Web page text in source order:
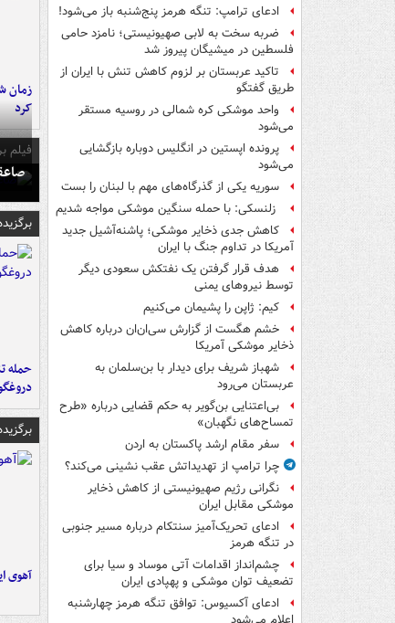
ادعای ترامپ: تنگه هرمز پنج‌شنبه باز می‌شود!
ضربه سخت به لابی صهیونیستی؛ نامزد حامی
فلسطین در میشیگان پیروز شد
تاکید عربستان بر لزوم کاهش تنش با ایران از
طریق گفتگو
واحد موشکی کره شمالی در روسیه مستقر
می‌شود
پرونده اپستین در انگلیس دوباره بازگشایی
می‌شود
سوریه یکی از گذرگاه‌های مهم با لبنان را بست
زلنسکی: با حمله سنگین موشکی مواجه شدیم
کاهش جدی ذخایر موشکی؛ پاشنه‌آشیل جدید
آمریکا در تداوم جنگ با ایران
هدف قرار گرفتن یک نفتکش سعودی دیگر
توسط نیروهای یمنی
کیم: ژاپن را پشیمان می‌کنیم
خشم هگست از گزارش سی‌ان‌ان درباره کاهش
ذخایر موشکی آمریکا
شهباز شریف برای دیدار با بن‌سلمان به
عربستان می‌رود
بی‌اعتنایی بن‌گویر به حکم قضایی درباره «طرح
تمساح‌های نگهبان»
سفر مقام ارشد پاکستان به اردن
چرا ترامپ از تهدیداتش عقب نشینی می‌کند؟
نگرانی رژیم صهیونیستی از کاهش ذخایر
موشکی مقابل ایران
ادعای تحریک‌آمیز سنتکام درباره مسیر جنوبی
در تنگه هرمز
چشم‌انداز اقدامات آتی موساد و سیا برای
تضعیف توان موشکی و پهپادی ایران
ادعای آکسیوس: توافق تنگه هرمز چهارشنبه
زمان
کرد
فیلم
حمله
آهوی